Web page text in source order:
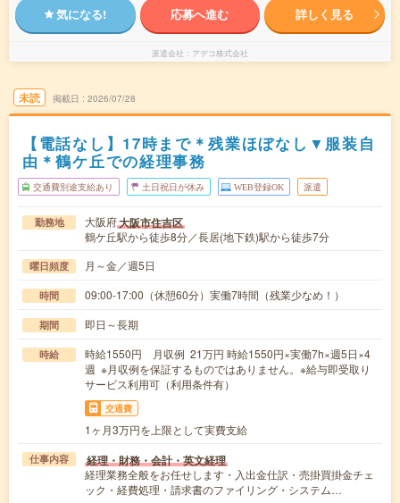
気になる! 応募へ進む 詳しく見る
派遣会社 アデコ株式会社
未読 掲載日 2026/07/28
【電話なし】17時まで＊残業ほぼなし▼服装自
由＊鶴ケ丘での経理事務
交通費別途支給あり 土日祝日が休み WEB登録OK 派遣
勤務地 大阪府大阪市住吉区
鶴ケ丘駅から徒歩8分／長居(地下鉄)駅から徒歩7分
曜日頻度 月～金／週5日
時間 09:00-17:00（休憩60分）実働7時間（残業少なめ！）
期間 即日～長期
時給
時給1550円 月収例 21万円 時給1550円×実働7h×週5日×4
週 ※月収例を保証するものではありません。※給与即受取り
サービス利用可（利用条件有）
交通費
1ヶ月3万円を上限として実費支給
仕事内容 経理・財務・会計・英文経理
経理業務全般をお任せします・入出金仕訳・売掛買掛金チェ
ック・経費処理・請求書のファイリング・システム…